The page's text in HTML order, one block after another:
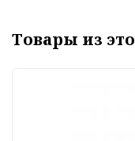
Товары из